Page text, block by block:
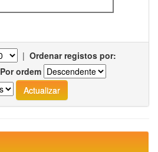
| Ordenar registos por:
Por ordem